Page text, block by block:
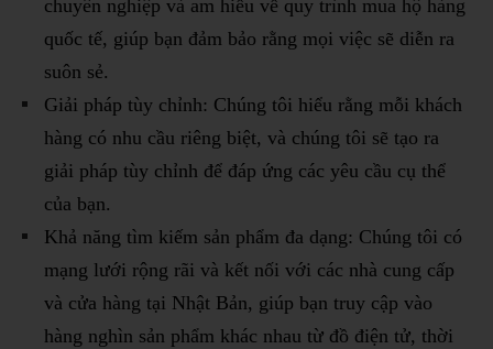
chuyên nghiệp và am hiểu về quy trình mua hộ hàng
quốc tế, giúp bạn đảm bảo rằng mọi việc sẽ diễn ra
suôn sẻ.
Giải pháp tùy chỉnh: Chúng tôi hiểu rằng mỗi khách
hàng có nhu cầu riêng biệt, và chúng tôi sẽ tạo ra
giải pháp tùy chỉnh để đáp ứng các yêu cầu cụ thể
của bạn.
Khả năng tìm kiếm sản phẩm đa dạng: Chúng tôi có
mạng lưới rộng rãi và kết nối với các nhà cung cấp
và cửa hàng tại Nhật Bản, giúp bạn truy cập vào
hàng nghìn sản phẩm khác nhau từ đồ điện tử, thời